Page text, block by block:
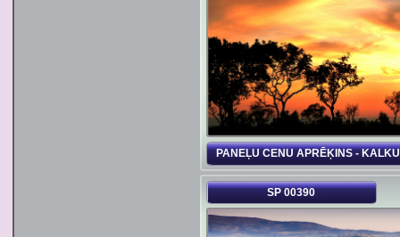
PANEĻU CENU APRĒĶINS -
SP 00390